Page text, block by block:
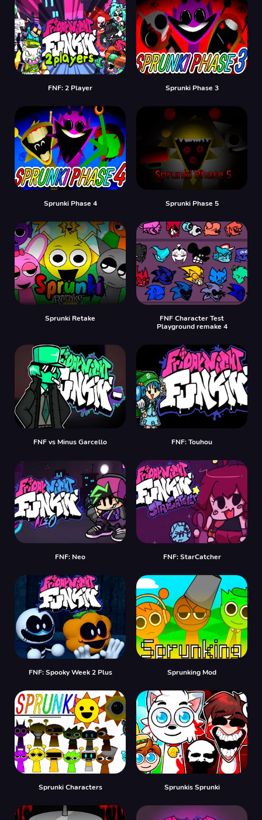
FNF: 2 Player Sprunki Phase 3
Sprunki Phase 4 Sprunki Phase 5
Sprunki Retake
FNF Character Test
Playground remake 4
FNF vs Minus Garcello FNF: Touhou
FNF: Neo FNF: StarCatcher
FNF: Spooky Week 2 Plus Sprunking Mod
Sprunki Characters Sprunkis Sprunki